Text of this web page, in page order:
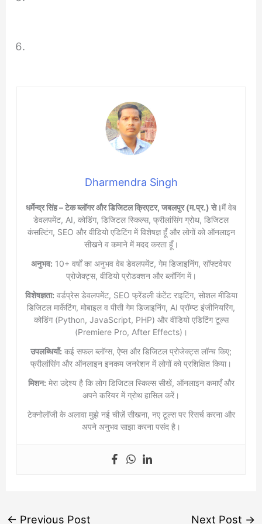
Dharmendra Singh
धर्मेन्द्र सिंह – टेक ब्लॉगर और डिजिटल क्रिएटर, जबलपुर (म.प्र.) से।मैं वेब
डेवलपमेंट, AI, कोडिंग, डिजिटल स्किल्स, फ्रीलांसिंग ग्रोथ, डिजिटल
कंसल्टिंग, SEO और वीडियो एडिटिंग में विशेषज्ञ हूँ और लोगों को ऑनलाइन
सीखने व कमाने में मदद करता हूँ।
अनुभव: 10+ वर्षों का अनुभव वेब डेवलपमेंट, गेम डिजाइनिंग, सॉफ्टवेयर
प्रोजेक्ट्स, वीडियो प्रोडक्शन और ब्लॉगिंग में।
विशेषज्ञता: वर्डप्रेस डेवलपमेंट, SEO फ्रेंडली कंटेंट राइटिंग, सोशल मीडिया
डिजिटल मार्केटिंग, मोबाइल व पीसी गेम डिजाइनिंग, AI प्रॉम्प्ट इंजीनियरिंग,
कोडिंग (Python, JavaScript, PHP) और वीडियो एडिटिंग टूल्स
(Premiere Pro, After Effects)।
उपलब्धियाँ: कई सफल ब्लॉग्स, ऐप्स और डिजिटल प्रोजेक्ट्स लॉन्च किए;
फ्रीलांसिंग और ऑनलाइन इनकम जनरेशन में लोगों को प्रशिक्षित किया।
मिशन: मेरा उद्देश्य है कि लोग डिजिटल स्किल्स सीखें, ऑनलाइन कमाएँ और
अपने करियर में ग्रोथ हासिल करें।
टेक्नोलॉजी के अलावा मुझे नई चीज़ें सीखना, नए टूल्स पर रिसर्च करना और
अपने अनुभव साझा करना पसंद है।
← Previous Post Next Post →